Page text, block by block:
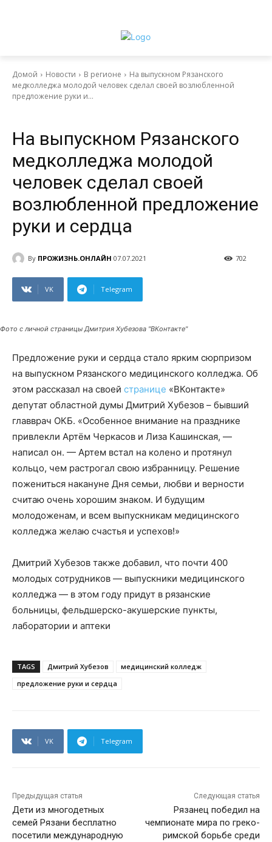
Домой Новости В регионе
На выпускном Рязанского
медколледжа молодой человек сделал своей возлюбленной
предложение руки и...
На выпускном Рязанского
медколледжа молодой
человек сделал своей
возлюбленной предложение
руки и сердца
By ПРОЖИЗНЬ.ОНЛАЙН 07.07.2021 702
VK Telegram
Фото с личной страницы Дмитрия Хубезова "ВКонтакте"
Предложение руки и сердца стало ярким сюрпризом
на выпускном Рязанского медицинского колледжа. Об
этом рассказал на своей странице «ВКонтакте»
депутат областной думы Дмитрий Хубезов – бывший
главврач ОКБ. «Особенное внимание на празднике
привлекли Артём Черкасов и Лиза Кашинская, —
написал он. — Артем встал на колено и протянул
кольцо, чем растрогал свою избранницу. Решение
пожениться накануне Дня семьи, любви и верности
считаю очень хорошим знаком. И будущим
молодоженам, и всем выпускникам медицинского
колледжа желаю счастья и успехов!»
Дмитрий Хубезов также добавил, что почти 400
молодых сотрудников — выпускники медицинского
колледжа — в этом году придут в рязанские
больницы, фельдшерско-акушерские пункты,
лаборатории и аптеки
TAGS Дмитрий Хубезов
медицинский колледж
предложение руки и сердца
VK Telegram
Предыдущая статья
Дети из многодетных
семей Рязани бесплатно
посетили международную
Следующая статья
Рязанец победил на
чемпионате мира по греко-
римской борьбе среди